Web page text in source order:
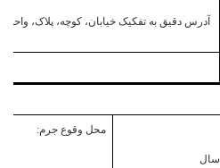
آدرس دقیق به تفکیک خیابان، کوچه، پلاک، واحد
سال
محل وقوع جرم: